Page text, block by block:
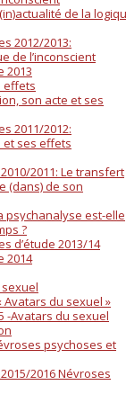
de la
2012/2013:
de l’inconscient
2013
effets
son acte et ses
2011/2012:
et ses effets
2011: Le transfert
(dans) de son
psychanalyse est-elle
?
d’étude 2013/14
2014
Avatars du sexuel »
-Avatars du sexuel
psychoses et
2016 Névroses